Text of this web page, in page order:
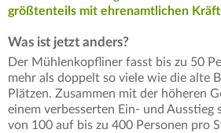
größtenteils mit ehrenamtlichen
Was ist jetzt anders?
Der Mühlenkopfliner fasst bis zu 50
mehr als doppelt so viele wie die alte
Plätzen. Zusammen mit der höheren
einem verbesserten Ein- und Ausstieg
von 100 auf bis zu 400 Personen pro